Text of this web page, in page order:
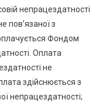
непрацездатності
пов’язаної з
Фондом
Оплата
не
здійснюється з
непрацездатності;